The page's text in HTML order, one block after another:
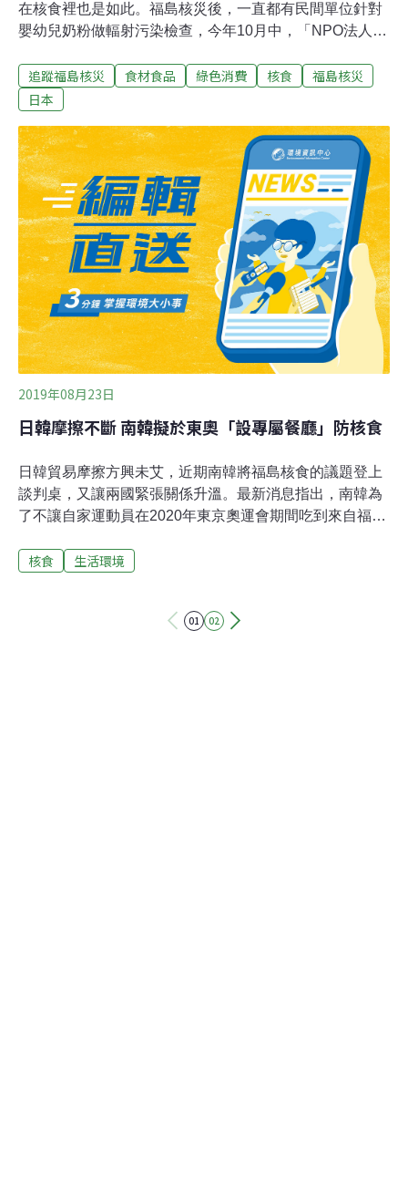
在核食裡也是如此。福島核災後，一直都有民間單位針對
嬰幼兒奶粉做輻射污染檢查，今年10月中，「NPO法人新
兒奶粉的輻射檢查結果。檢測的產品（奶粉或牛奶）包括
明治、森永、雪印等知名品牌。檢測的單位相對而言很
核食標準為每公斤50貝克，而因為一貝克等於1000毫貝
克，中央政府標準等於每公斤5萬毫貝克。在不同品牌的
14款產品裡，被驗出有放射性核種銫137的有7款，其中雪
印4款、明治2款與和光堂1款。雪印4款的銫137含量從高
至低分別為403、311、228、103毫貝克/公斤，明治2款
為65與52毫貝克/公斤。和光堂為52毫貝克/公斤。檢驗下
限在20-40毫貝克/公斤之間，可能誤差在4-28毫貝克/公斤
之間。
追蹤福島核災 食材食品 綠色消費 核食
福島核災
日本
2019年08月23日
日韓摩擦不斷 南韓擬於東奧「設專屬餐廳」防核食
日韓貿易摩擦方興未艾，近期南韓將福島核食的議題登上
談判桌，又讓兩國緊張關係升溫。最新消息指出，南韓為
了不讓自家運動員在2020年東京奧運會期間吃到來自福島
東京電力公司為福島核電廠的所有者，由於目前用來處理
見做法，但環保團體「綠色和平組織」仍敦促東電不該排
核食 生活環境
01 02